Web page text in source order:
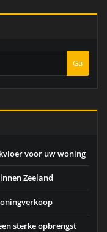
Ga
voor uw woning
Zeeland
sterke opbrengst